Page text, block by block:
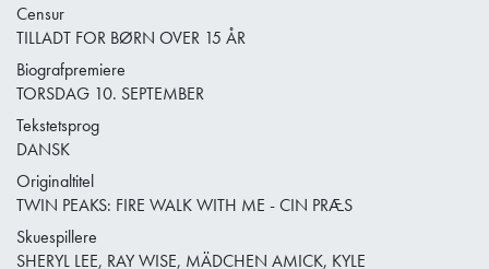
Censur
TILLADT FOR BØRN OVER 15 ÅR
Biografpremiere
TORSDAG 10. SEPTEMBER
Tekstetsprog
DANSK
Originaltitel
TWIN PEAKS: FIRE WALK WITH ME - CIN PRÆS
Skuespillere
SHERYL LEE, RAY WISE, MÄDCHEN AMICK, KYLE